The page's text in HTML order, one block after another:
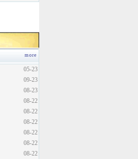
more
05-23
09-23
08-23
08-22
08-22
08-22
08-22
08-22
08-22